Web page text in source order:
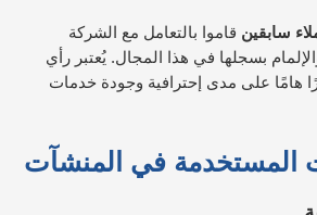
سابقين قاموا بالتعامل مع الشركة
بسجلها في هذا المجال. يُعتبر رأي
هامًا على مدى إحترافية وجودة خدمات
المستخدمة في المنشآت